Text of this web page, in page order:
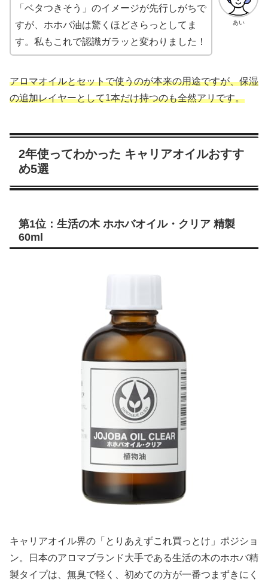
あい
「ベタつきそう」のイメージが先行しがちで
すが、ホホバ油は驚くほどさらっとしてま
す。私もこれで認識ガラッと変わりました！
アロマオイルとセットで使うのが本来の用途ですが、保湿
の追加レイヤーとして1本だけ持つのも全然アリです。
2年使ってわかった キャリアオイルおすす
め5選
第1位：生活の木 ホホバオイル・クリア 精製
60ml
キャリアオイル界の「とりあえずこれ買っとけ」ポジショ
ン。日本のアロマブランド大手である生活の木のホホバ精
製タイプは、無臭で軽く、初めての方が一番つまずきにく